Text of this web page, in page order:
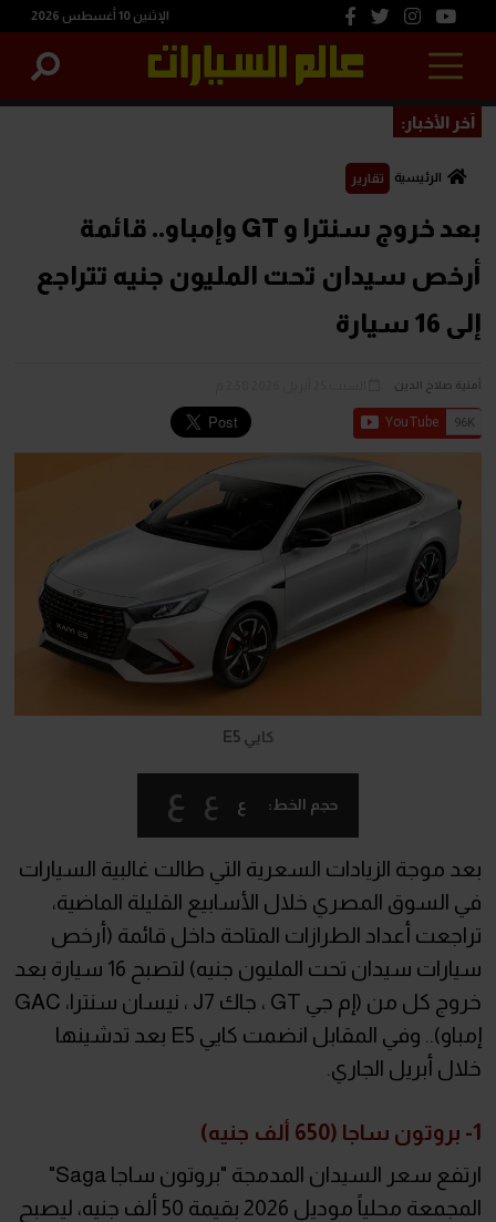
الإثنين 10 أغسطس 2026
آخر الأخبار:
الرئيسية تقارير
بعد خروج سنترا و GT وإمباو.. قائمة
أرخص سيدان تحت المليون جنيه تتراجع
إلى 16 سيارة
أمنية صلاح الدين
كايي E5
حجم الخط: ع ع ع
بعد موجة الزيادات السعرية التي طالت غالبية السيارات
في السوق المصري خلال الأسابيع القليلة الماضية،
تراجعت أعداد الطرازات المتاحة داخل قائمة (أرخص
سيارات سيدان تحت المليون جنيه) لتصبح 16 سيارة بعد
خروج كل من (إم جي GT ، جاك J7 ، نيسان سنترا، GAC
إمباو).. وفي المقابل انضمت كايي E5 بعد تدشينها
خلال أبريل الجاري.
1- بروتون ساجا (650 ألف جنيه)
ارتفع سعر السيدان المدمجة "بروتون ساجا Saga"
المجمعة محلياً موديل 2026 بقيمة 50 ألف جنيه، ليصبح